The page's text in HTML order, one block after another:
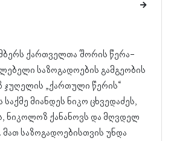
ქართველთა შორის წერა-
საზოგადოების გამგეობის
ჯუღელის „ქართული წერის“
მიანდეს ნიკო ცხვედაძეს,
ნიკოლოზ ქანანოვს და მღვდელ
მათ საზოგადოებისთვის უნდა